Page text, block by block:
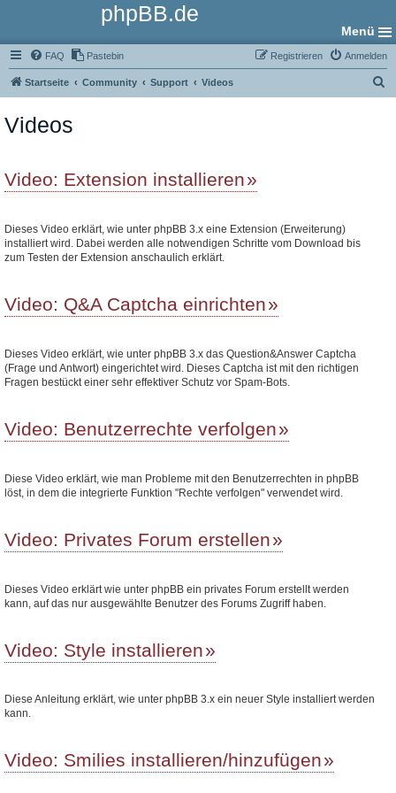
phpBB.de
Menü
FAQ Pastebin Anmelden
Registrieren
Startseite Community Support Videos
Videos
Video: Extension installieren
Dieses Video erklärt, wie unter phpBB 3.x eine Extension (Erweiterung)
installiert wird. Dabei werden alle notwendigen Schritte vom Download bis
zum Testen der Extension anschaulich erklärt.
Video: Q&A Captcha einrichten
Dieses Video erklärt, wie unter phpBB 3.x das Question&Answer Captcha
(Frage und Antwort) eingerichtet wird. Dieses Captcha ist mit den richtigen
Fragen bestückt einer sehr effektiver Schutz vor Spam-Bots.
Video: Benutzerrechte verfolgen
Diese Video erklärt, wie man Probleme mit den Benutzerrechten in phpBB
löst, in dem die integrierte Funktion "Rechte verfolgen" verwendet wird.
Video: Privates Forum erstellen
Dieses Video erklärt wie unter phpBB ein privates Forum erstellt werden
kann, auf das nur ausgewählte Benutzer des Forums Zugriff haben.
Video: Style installieren
Diese Anleitung erklärt, wie unter phpBB 3.x ein neuer Style installiert werden
kann.
Video: Smilies installieren/hinzufügen